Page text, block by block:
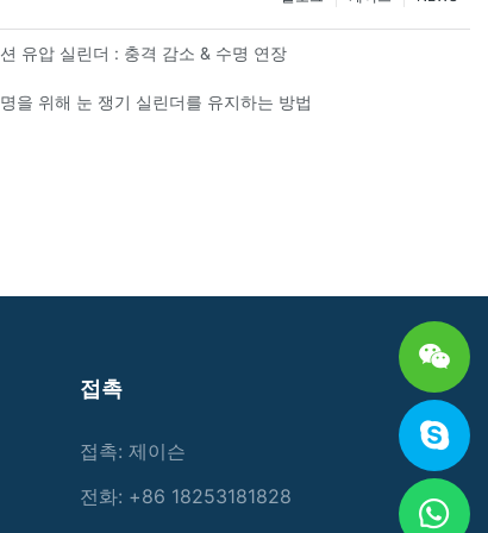
유압 실린더 : 충격 감소 & 수명 연장
을 위해 눈 쟁기 실린더를 유지하는 방법
접촉
접촉: 제이슨
전화: +86 18253181828